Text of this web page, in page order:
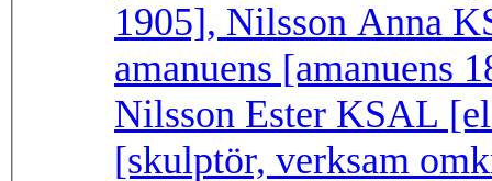
1905], Nilsson Anna
amanuens [amanuens
Nilsson Ester KSAL
[skulptör, verksam